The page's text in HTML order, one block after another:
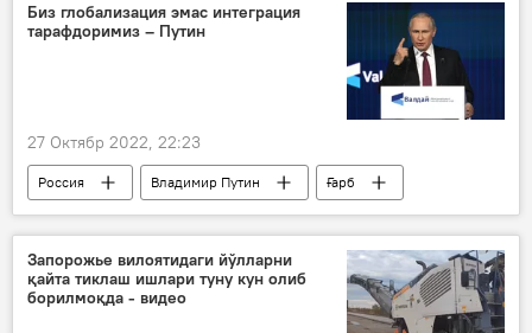
Биз глобализация эмас интеграция
тарафдоримиз – Путин
27 Октябр 2022, 22:23
Россия Владимир Путин
Ғарб
ЕОИИ
Шанхай ҳамкорлик ташкилоти (ШҲТ)
Запорожье вилоятидаги йўлларни
қайта тиклаш ишлари туну кун олиб
борилмоқда - видео